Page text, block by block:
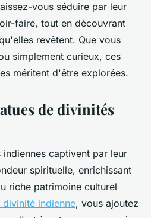
vous séduire par leur
faire, tout en découvrant
revêtent. Que vous
simplement curieux, ces
méritent d'être explorées.
de divinités
captivent par leur
spirituelle, enrichissant
riche patrimoine culturel
divinité indienne, vous ajoutez